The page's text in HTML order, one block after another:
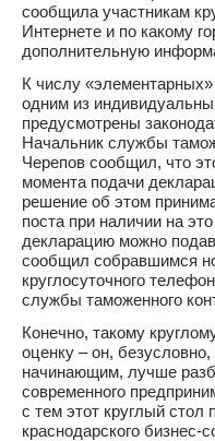
сообщила участникам
Интернете и по какому
дополнительную
К числу
одним из
предусмотрены
Начальник службы
Черепов сообщил, что
момента подачи
решение об этом
поста при наличии на
декларацию можно
сообщил собравшимся
круглосуточного
службы таможенного
Конечно, такому
оценку – он,
начинающим, лучше
современного
с тем этот круглый стол
краснодарского бизнес-